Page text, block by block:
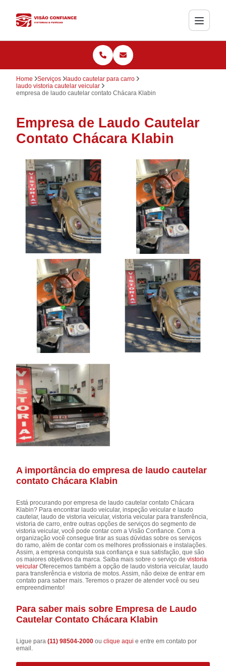
Home Serviços
laudo cautelar para carro
laudo vistoria cautelar veicular
empresa de laudo cautelar contato Chácara Klabin
Empresa de Laudo Cautelar
Contato Chácara Klabin
A importância do empresa de laudo cautelar
contato Chácara Klabin
Está procurando por empresa de laudo cautelar contato Chácara
Klabin? Para encontrar laudo veicular, inspeção veicular e laudo
cautelar, laudo de vistoria veicular, vistoria veicular para transferência,
vistoria de carro, entre outras opções de serviços do segmento de
vistoria veicular, você pode contar com a Visão Confiance. Com a
organização você consegue tirar as suas dúvidas sobre os serviços
do ramo, além de contar com os melhores profissionais e instalações.
Assim, a empresa conquista sua confiança e sua satisfação, que são
os maiores objetivos da marca. Saiba mais sobre o serviço devistoria
veicular Oferecemos também a opção de laudo vistoria veicular, laudo
para transferência e vistoria de motos. Assim, não deixe de entrar em
contato para saber mais. Teremos o prazer de atender você ou seu
empreendimento!
Para saber mais sobre Empresa de Laudo
Cautelar Contato Chácara Klabin
Ligue para(11) 98504-2000ouclique aqui e entre em contato por
email.